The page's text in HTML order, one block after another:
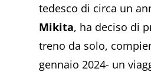
tedesco di circa un
Mikita, ha deciso di
treno da solo,
gennaio 2024- un